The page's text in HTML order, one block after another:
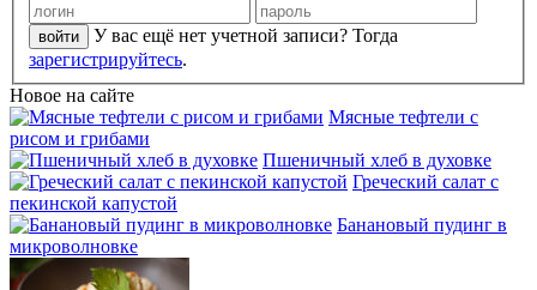
У вас ещё нет учетной записи? Тогда
зарегистрируйтесь.
Новое на сайте
Мясные тефтели с
рисом и грибами
Пшеничный хлеб в духовке
Греческий салат с
пекинской капустой
Банановый пудинг в
микроволновке